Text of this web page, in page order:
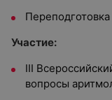
Участие:
III
вопросы